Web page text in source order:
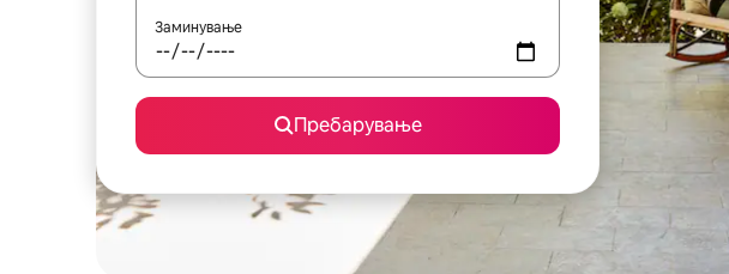
Заминување
Пребарување